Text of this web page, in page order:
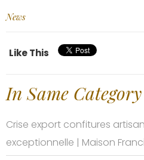
News
Like This
In Same Category
Crise export confitures
exceptionnelle | Maison